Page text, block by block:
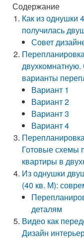
Содержание
Как из однушки
получилась
Совет
варианты
Вариант 1
Вариант 2
Вариант 3
Вариант 4
Готовые схемы
квартиры в
Из однушки
(40 кв. М):
деталям
Видео как
Дизайн